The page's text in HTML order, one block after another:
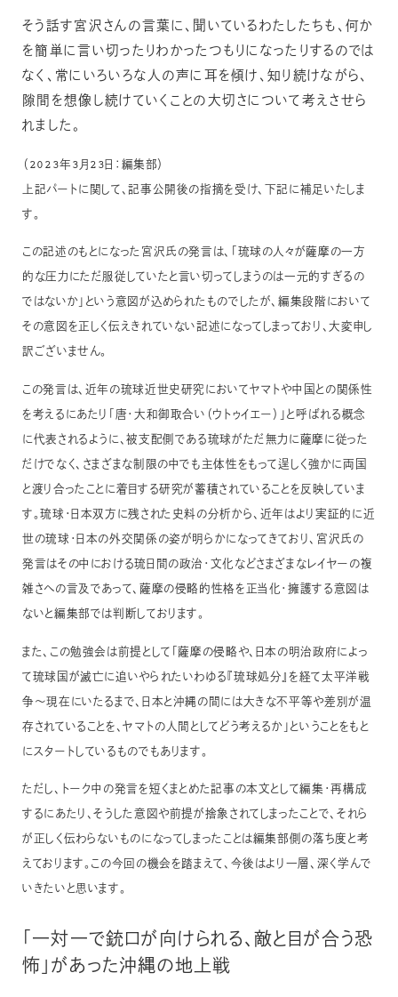
そう話す宮沢さんの言葉に、聞いているわたしたちも、何か
を簡単に言い切ったりわかったつもりになったりするのでは
なく、常にいろいろな人の声に耳を傾け、知り続けながら、
隙間を想像し続けていくことの大切さについて考えさせら
れました。
（2023年3月23日：編集部）
上記パートに関して、記事公開後の指摘を受け、下記に補足いたしま
す。
この記述のもとになった宮沢氏の発言は、「琉球の人々が薩摩の一方
的な圧力にただ服従していたと言い切ってしまうのは一元的すぎるの
ではないか」という意図が込められたものでしたが、編集段階において
その意図を正しく伝えきれていない記述になってしまっており、大変申し
訳ございません。
この発言は、近年の琉球近世史研究においてヤマトや中国との関係性
を考えるにあたり「唐・大和御取合い（ウトゥイエー）」と呼ばれる概念
に代表されるように、被支配側である琉球がただ無力に薩摩に従った
だけでなく、さまざまな制限の中でも主体性をもって逞しく強かに両国
と渡り合ったことに着目する研究が蓄積されていることを反映していま
す。琉球・日本双方に残された史料の分析から、近年はより実証的に近
世の琉球・日本の外交関係の姿が明らかになってきており、宮沢氏の
発言はその中における琉日間の政治・文化などさまざまなレイヤーの複
雑さへの言及であって、薩摩の侵略的性格を正当化・擁護する意図は
ないと編集部では判断しております。
また、この勉強会は前提として「薩摩の侵略や、日本の明治政府によっ
て琉球国が滅亡に追いやられたいわゆる『琉球処分』を経て太平洋戦
争〜現在にいたるまで、日本と沖縄の間には大きな不平等や差別が温
存されていることを、ヤマトの人間としてどう考えるか」ということをもと
にスタートしているものでもあります。
ただし、トーク中の発言を短くまとめた記事の本文として編集・再構成
するにあたり、そうした意図や前提が捨象されてしまったことで、それら
が正しく伝わらないものになってしまったことは編集部側の落ち度と考
えております。この今回の機会を踏まえて、今後はより一層、深く学んで
いきたいと思います。
「一対一で銃口が向けられる、敵と目が合う恐
怖」があった沖縄の地上戦